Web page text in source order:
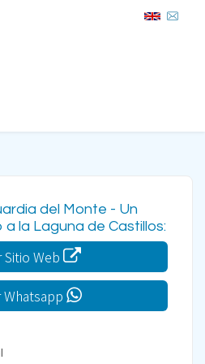
del Monte - Un
la Laguna de Castillos:
Sitio Web
Whatsapp